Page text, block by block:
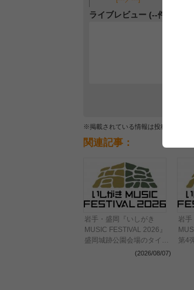
ライブレビュー (--件)
※掲載されている情報は投稿されたデ
関連記事：
岩手・盛岡『いしがき
MUSIC FESTIVAL 2026』
盛岡城跡公園会場のタイム
(2026/08/07)
岩手
第4
ー